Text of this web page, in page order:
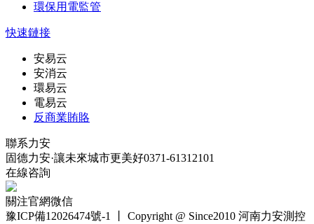
環保用電監管
快速鏈接
安易云
安消云
環易云
電易云
反商業賄賂
聯系力安
固德力安·讓未來城市更美好0371-61312101
在線咨詢
關注官網微信
豫ICP備12026474號-1
Copyright @ Since2010 河南力安測控